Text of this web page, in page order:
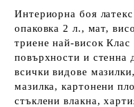
Интериорна боя
опаковка 2 л., мат,
триене най-висок Клас
повърхности и стенна
всички видове
мазилка, картонени
стъклени влакна,